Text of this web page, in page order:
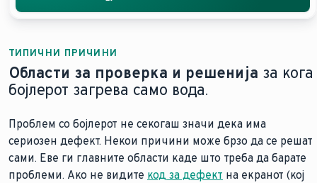
ТИПИЧНИ ПРИЧИНИ
Области за проверка и решенија за кога
бојлерот загрева само вода.
Проблем со бојлерот не секогаш значи дека има
сериозен дефект. Некои причини може брзо да се решат
сами. Еве ги главните области каде што треба да барате
проблеми. Ако не видите код за дефект на екранот (кој